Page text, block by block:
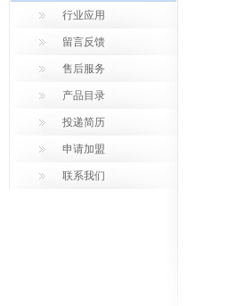
行业应用
留言反馈
售后服务
产品目录
投递简历
申请加盟
联系我们